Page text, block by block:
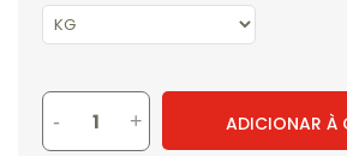
- + ADICIONAR À